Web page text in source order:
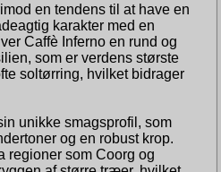
en tendens til at have en
karakter med en
Caffè Inferno en rund og
som er verdens største
soltørring, hvilket bidrager
unikke smagsprofil, som
og en robust krop.
regioner som Coorg og